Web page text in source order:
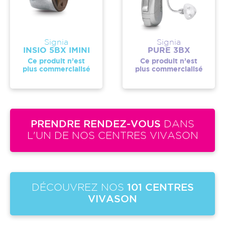
Signia
INSIO 5BX IMINI
Ce produit n’est
plus commercialisé
Signia
PURE 3BX
Ce produit n’est
plus commercialisé
PRENDRE RENDEZ-VOUS DANS
L'UN DE NOS CENTRES VIVASON
DÉCOUVREZ NOS 101 CENTRES
VIVASON